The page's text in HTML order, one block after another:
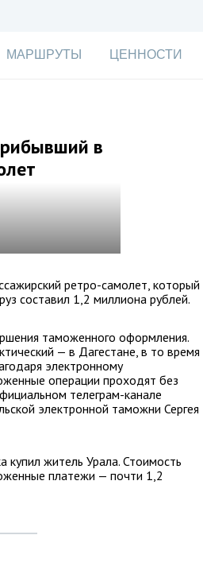
МАРШРУТЫ ЦЕННОСТИ
в
ретро-самолет, который
составил 1,2 миллиона рублей.
таможенного оформления.
— в Дагестане, в то время
электронному
операции проходят без
телеграм-канале
электронной таможни Сергея
купил житель Урала. Стоимость
платежи — почти 1,2